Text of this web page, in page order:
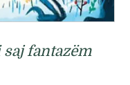
fantazëm